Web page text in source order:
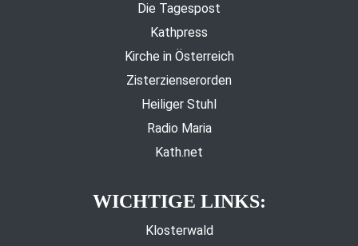
Die Tagespost
Kathpress
Kirche in Österreich
Zisterzienserorden
Heiliger Stuhl
Radio Maria
Kath.net
WICHTIGE LINKS:
Klosterwald